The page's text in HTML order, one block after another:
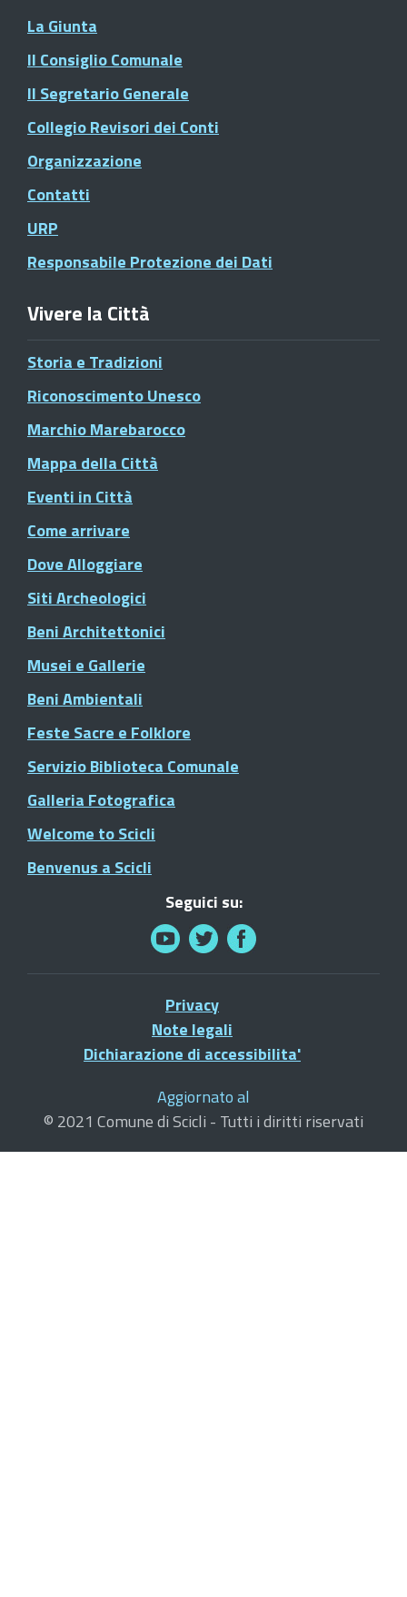
La Giunta
Il Consiglio Comunale
Il Segretario Generale
Collegio Revisori dei Conti
Organizzazione
Contatti
URP
Responsabile Protezione dei Dati
Vivere la Città
Storia e Tradizioni
Riconoscimento Unesco
Marchio Marebarocco
Mappa della Città
Eventi in Città
Come arrivare
Dove Alloggiare
Siti Archeologici
Beni Architettonici
Musei e Gallerie
Beni Ambientali
Feste Sacre e Folklore
Servizio Biblioteca Comunale
Galleria Fotografica
Welcome to Scicli
Benvenus a Scicli
Seguici su:
Privacy
Note legali
Dichiarazione di accessibilita'
Aggiornato al
© 2021 Comune di Scicli - Tutti i diritti riservati